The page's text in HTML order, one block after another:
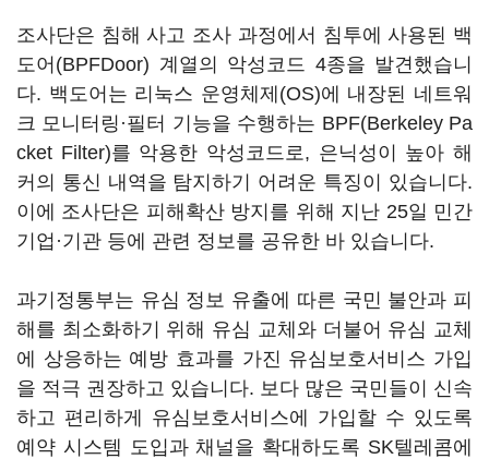
조사단은 침해 사고 조사 과정에서 침투에 사용된 백
도어(BPFDoor) 계열의 악성코드 4종을 발견했습니
다. 백도어는 리눅스 운영체제(OS)에 내장된 네트워
크 모니터링·필터 기능을 수행하는 BPF(Berkeley Pa
cket Filter)를 악용한 악성코드로, 은닉성이 높아 해
커의 통신 내역을 탐지하기 어려운 특징이 있습니다.
이에 조사단은 피해확산 방지를 위해 지난 25일 민간
기업·기관 등에 관련 정보를 공유한 바 있습니다.
과기정통부는 유심 정보 유출에 따른 국민 불안과 피
해를 최소화하기 위해 유심 교체와 더불어 유심 교체
에 상응하는 예방 효과를 가진 유심보호서비스 가입
을 적극 권장하고 있습니다. 보다 많은 국민들이 신속
하고 편리하게 유심보호서비스에 가입할 수 있도록
예약 시스템 도입과 채널을 확대하도록 SK텔레콤에